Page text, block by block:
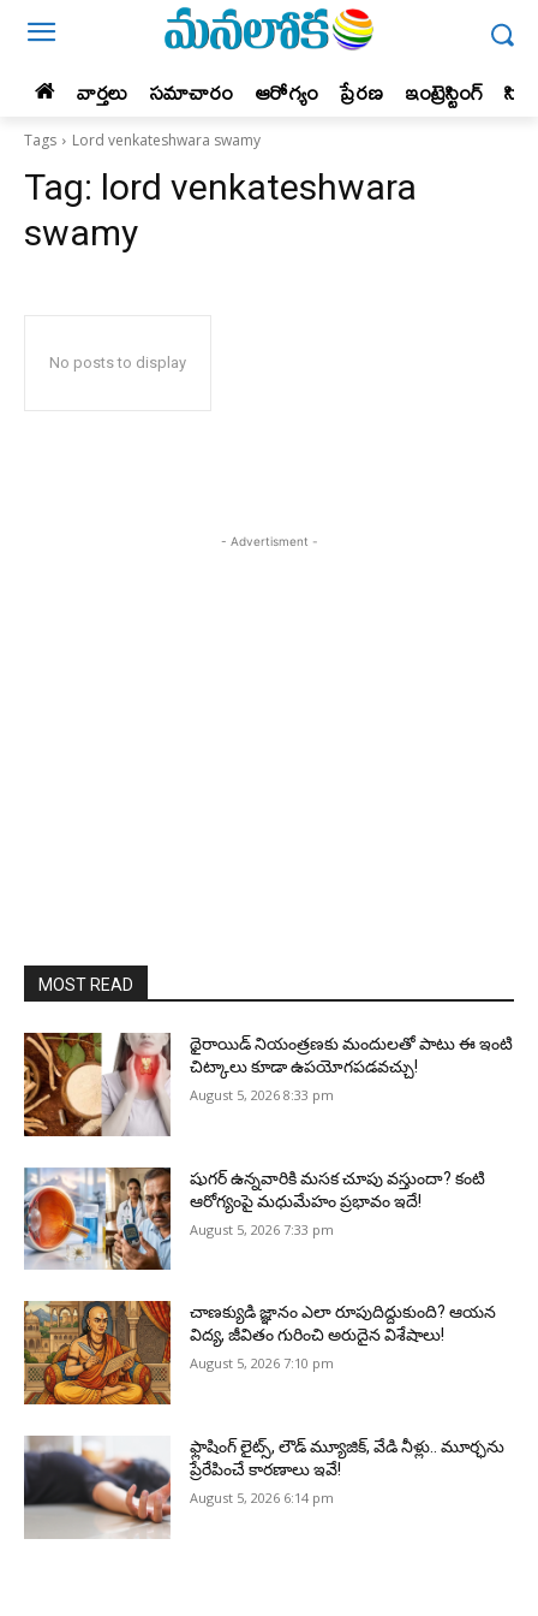
వార్తలు సమాచారం ఆరోగ్యం ప్రేర‌ణ‌ ఇంట్రెస్టింగ్‌
Tags Lord venkateshwara swamy
Tag: lord venkateshwara
swamy
No posts to display
- Advertisment -
MOST READ
థైరాయిడ్ నియంత్రణకు మందులతో పాటు ఈ ఇంటి
చిట్కాలు కూడా ఉపయోగపడవచ్చు!
August 5, 2026 8:33 pm
షుగర్ ఉన్నవారికి మసక చూపు వస్తుందా? కంటి
ఆరోగ్యంపై మధుమేహం ప్రభావం ఇదే!
August 5, 2026 7:33 pm
చాణక్యుడి జ్ఞానం ఎలా రూపుదిద్దుకుంది? ఆయన
విద్య, జీవితం గురించి అరుదైన విశేషాలు!
August 5, 2026 7:10 pm
ఫ్లాషింగ్ లైట్స్, లౌడ్ మ్యూజిక్, వేడి నీళ్లు.. మూర్ఛను
ప్రేరేపించే కారణాలు ఇవే!
August 5, 2026 6:14 pm